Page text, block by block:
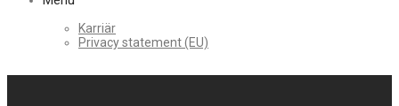
Karriär
Privacy statement (EU)